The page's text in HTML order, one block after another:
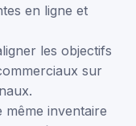
en ligne et
les objectifs
sur
inventaire